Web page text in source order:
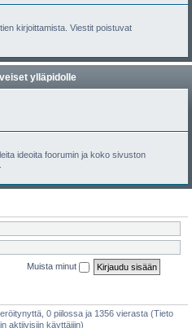
kirjoittamista. Viestit poistuvat
ylläpidolle
ideoita foorumin ja koko sivuston
Muista minut
0 piilossa ja 1356 vierasta (Tieto
aktiivisiin käyttäjiin)